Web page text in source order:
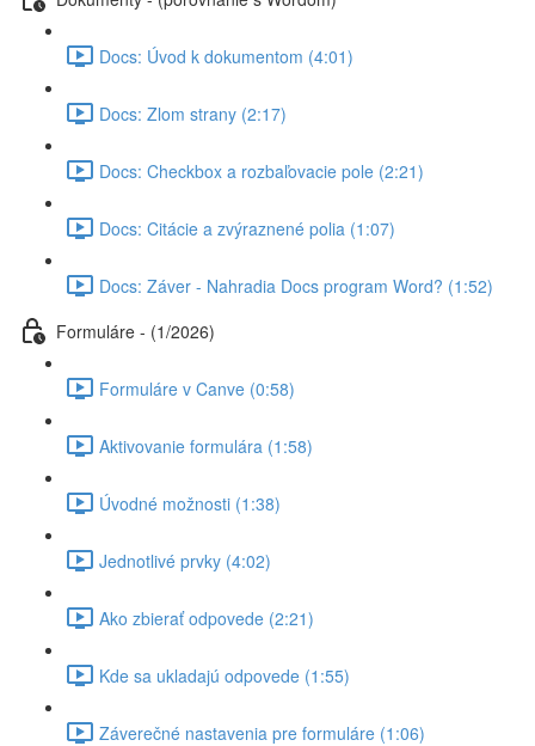
Docs: Úvod k dokumentom (4:01)
Docs: Zlom strany (2:17)
Docs: Checkbox a rozbaľovacie pole (2:21)
Docs: Citácie a zvýraznené polia (1:07)
Docs: Záver - Nahradia Docs program Word? (1:52)
Formuláre - (1/2026)
Formuláre v Canve (0:58)
Aktivovanie formulára (1:58)
Úvodné možnosti (1:38)
Jednotlivé prvky (4:02)
Ako zbierať odpovede (2:21)
Kde sa ukladajú odpovede (1:55)
Záverečné nastavenia pre formuláre (1:06)